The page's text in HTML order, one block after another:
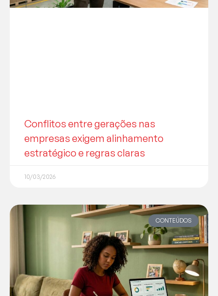
Conflitos entre gerações nas
empresas exigem alinhamento
estratégico e regras claras
10/03/2026
CONTEÚDOS